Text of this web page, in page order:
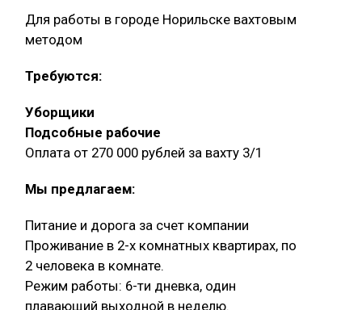
Для работы в городе Норильске вахтовым
методом
Требуются:
Уборщики
Подсобные рабочие
Оплата от 270 000 рублей за вахту 3/1
Мы предлагаем:
Питание и дорога за счет компании
Проживание в 2-х комнатных квартирах, по
2 человека в комнате.
Режим работы: 6-ти дневка, один
плавающий выходной в неделю.